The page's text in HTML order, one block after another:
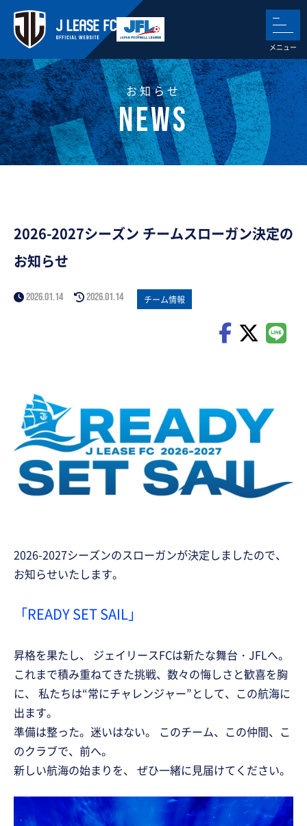
お知らせ
2026-2027シーズン チームスローガン決定の
お知らせ
2026.01.14 2026.01.14 チーム情報
2026-2027シーズンのスローガンが決定しましたので、
お知らせいたします。
「READY SET SAIL」
昇格を果たし、 ジェイリースFCは新たな舞台・JFLへ。
これまで積み重ねてきた挑戦、数々の悔しさと歓喜を胸
に、 私たちは“常にチャレンジャー”として、この航海に
出ます。
準備は整った。迷いはない。 このチーム、この仲間、こ
のクラブで、前へ。
新しい航海の始まりを、 ぜひ一緒に見届けてください。